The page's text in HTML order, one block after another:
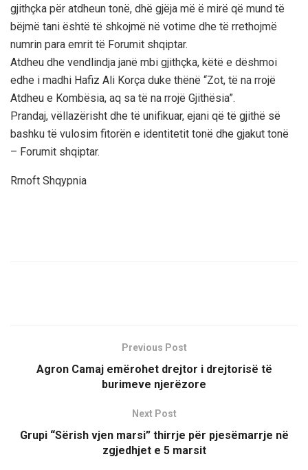
gjithçka për atdheun tonë, dhë gjëja më ë mirë që mund të
bëjmë tani është të shkojmë në votime dhe të rrethojmë
numrin para emrit të Forumit shqiptar.
Atdheu dhe vendlindja janë mbi gjithçka, këtë e dëshmoi
edhe i madhi Hafiz Ali Korça duke thënë “Zot, të na rrojë
Atdheu e Kombësia, aq sa të na rrojë Gjithësia”.
Prandaj, vëllazërisht dhe të unifikuar, ejani që të gjithë së
bashku të vulosim fitorën e identitetit tonë dhe gjakut tonë
– Forumit shqiptar.
Rrnoft Shqypnia
Previous Post
Agron Camaj emërohet drejtor i drejtorisë të
burimeve njerëzore
Next Post
Grupi “Sërish vjen marsi” thirrje për pjesëmarrje në
zgjedhjet e 5 marsit